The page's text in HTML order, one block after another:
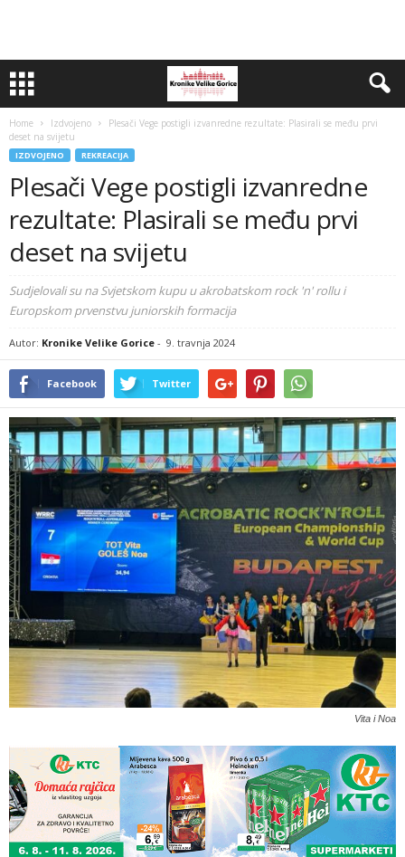
Home Izdvojeno
Plesači Vege postigli izvanredne rezultate: Plasirali se među prvi
deset na svijetu
IZDVOJENO REKREACIJA
Plesači Vege postigli izvanredne
rezultate: Plasirali se među prvi
deset na svijetu
Sudjelovali su na Svjetskom kupu u akrobatskom rock 'n' rollu i
Europskom prvenstvu juniorskih formacija
Autor: Kronike Velike Gorice - 9. travnja 2024
Facebook Twitter
Vita i Noa